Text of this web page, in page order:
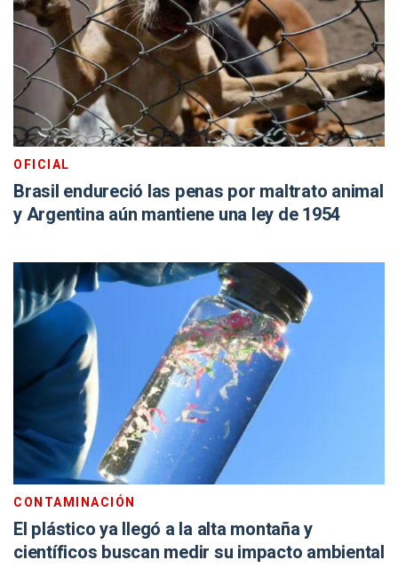
OFICIAL
Brasil endureció las penas por maltrato animal
y Argentina aún mantiene una ley de 1954
CONTAMINACIÓN
El plástico ya llegó a la alta montaña y
científicos buscan medir su impacto ambiental